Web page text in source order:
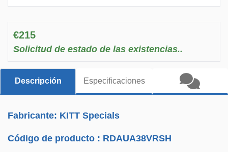
€215
Solicitud de estado de las existencias..
Descripción Especificaciones
Fabricante: KITT Specials
Código de producto : RDAUA38VRSH